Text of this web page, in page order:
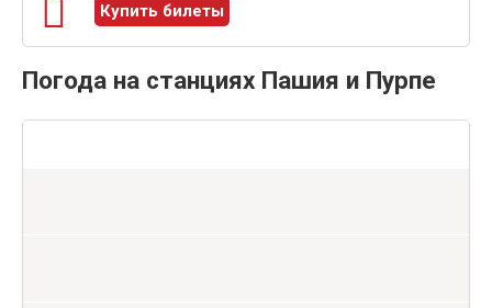
Купить билеты
Погода на станциях Пашия и Пурпе